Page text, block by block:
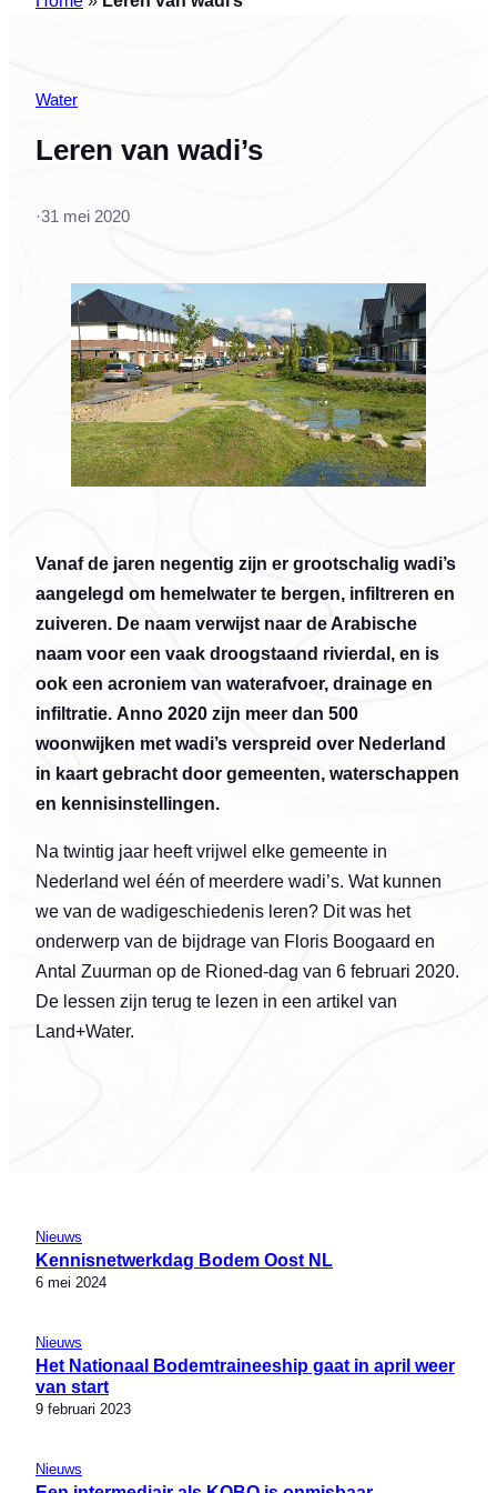
Water
Leren van wadi’s
·31 mei 2020
Vanaf de jaren negentig zijn er grootschalig wadi’s
aangelegd om hemelwater te bergen, infiltreren en
zuiveren. De naam verwijst naar de Arabische
naam voor een vaak droogstaand rivierdal, en is
ook een acroniem van waterafvoer, drainage en
infiltratie. Anno 2020 zijn meer dan 500
woonwijken met wadi’s verspreid over Nederland
in kaart gebracht door gemeenten, waterschappen
en kennisinstellingen.
Na twintig jaar heeft vrijwel elke gemeente in
Nederland wel één of meerdere wadi’s. Wat kunnen
we van de wadigeschiedenis leren? Dit was het
onderwerp van de bijdrage van Floris Boogaard en
Antal Zuurman op de Rioned-dag van 6 februari 2020.
De lessen zijn terug te lezen in een artikel van
Land+Water.
Nieuws
Kennisnetwerkdag Bodem Oost NL
6 mei 2024
Nieuws
Het Nationaal Bodemtraineeship gaat in april weer
van start
9 februari 2023
Nieuws